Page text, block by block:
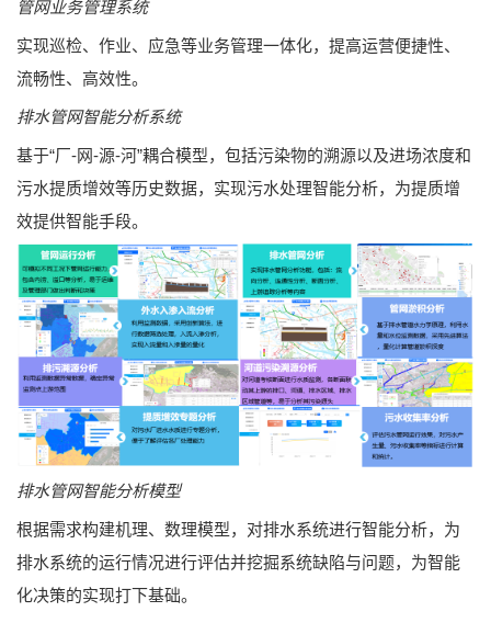
管网业务管理系统
实现巡检、作业、应急等业务管理一体化，提高运营便捷性、
流畅性、高效性。
排水管网智能分析系统
基于“厂-网-源-河”耦合模型，包括污染物的溯源以及进场浓度和
污水提质增效等历史数据，实现污水处理智能分析，为提质增
效提供智能手段。
排水管网智能分析模型
根据需求构建机理、数理模型，对排水系统进行智能分析，为
排水系统的运行情况进行评估并挖掘系统缺陷与问题，为智能
化决策的实现打下基础。